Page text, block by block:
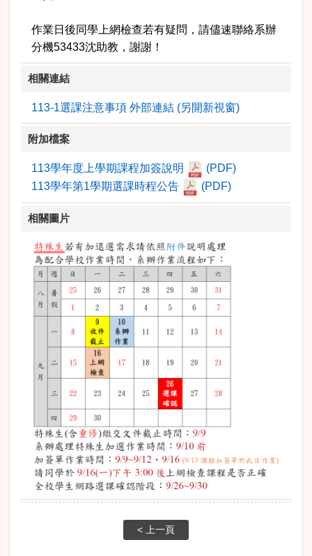
作業日後同學上網檢查若有疑問，請儘速聯絡系辦
分機53433沈助教 ，謝謝！
相關連結
113-1選課注意事項 外部連結 (另開新視窗)
附加檔案
113學年度上學期課程加簽說明
(PDF)
113學年第1學期選課時程公告
(PDF)
相關圖片
< 上一頁